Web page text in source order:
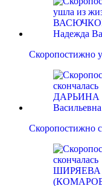
Скоропостижно
Скоропостижно